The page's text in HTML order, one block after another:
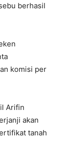
berhasil
komisi per
Arifin
akan
tanah